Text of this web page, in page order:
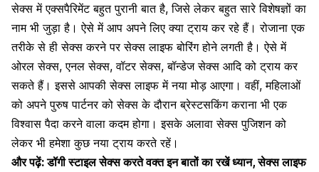
सेक्स में एक्सपैरिमेंट बहुत पुरानी बात है, जिसे लेकर बहुत सारे विशेषज्ञों का
नाम भी जुड़ा है। ऐसे में आप अपने लिए क्या ट्राय कर रहे हैं। रोजाना एक
तरीके से ही सेक्स करने पर सेक्स लाइफ बोरिंग होने लगती है। ऐसे में
ओरल सेक्स,एनल सेक्स, वॉटर सेक्स, बॉन्डेज सेक्स आदि को ट्राय कर
सकते हैं। इससे आपकी सेक्स लाइफ में नया मोड़ आएगा। वहीं, महिलाओं
को अपने पुरुष पार्टनर को सेक्स के दौरान ब्रेस्टसकिंग कराना भी एक
विश्वास पैदा करने वाला कदम होगा। इसके अलावा सेक्स पुजिशन को
लेकर भी हमेशा कुछ नया ट्राय करते रहें।
और पढ़ें:डॉगी स्टाइल सेक्स करते वक्त इन बातों का रखें ध्यान, सेक्स लाइफ